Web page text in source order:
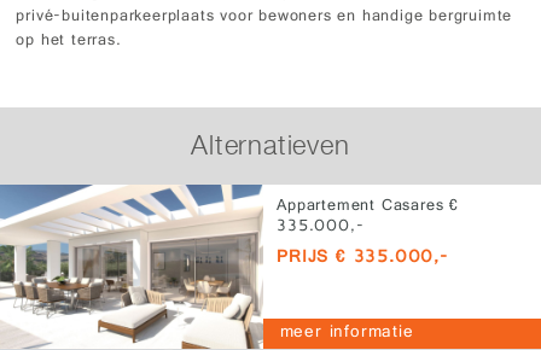
privé-buitenparkeerplaats voor bewoners en handige bergruimte
op het terras.
Alternatieven
Appartement Casares €
335.000,-
PRIJS € 335.000,-
meer informatie